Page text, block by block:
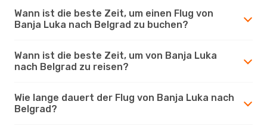
Wann ist die beste Zeit, um einen Flug von
Banja Luka nach Belgrad zu buchen?
Wann ist die beste Zeit, um von Banja Luka
nach Belgrad zu reisen?
Wie lange dauert der Flug von Banja Luka nach
Belgrad?